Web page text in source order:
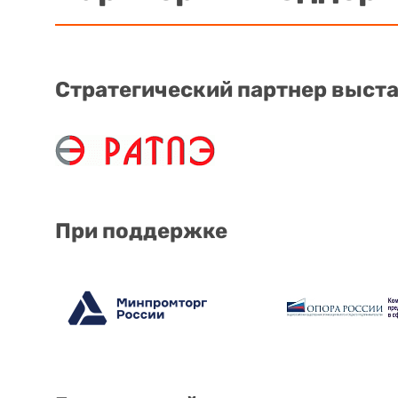
Стратегический партнер
При поддержке